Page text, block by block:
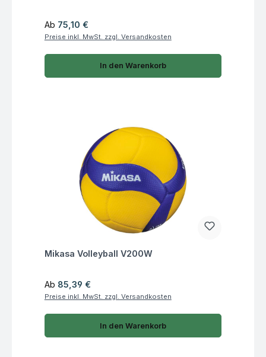
Regulärer Preis:
Ab 75,10 €
Preise inkl. MwSt. zzgl. Versandkosten
In den Warenkorb
Fragen zum Artikel
Mikasa Volleyball V200W
Regulärer Preis:
Ab 85,39 €
Preise inkl. MwSt. zzgl. Versandkosten
In den Warenkorb